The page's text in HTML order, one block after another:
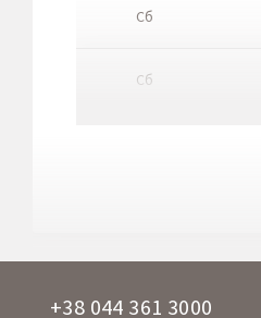
Сб
Сб
+38 044 361 3000